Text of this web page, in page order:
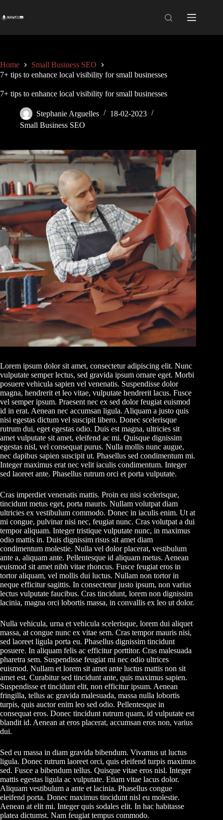
content
Home
Small Business SEO
7+ tips to enhance local visibility for small businesses
7+ tips to enhance local visibility for small businesses
Stephanie Arguelles
18-02-2023
Small Business SEO
Lorem ipsum dolor sit amet, consectetur adipiscing elit. Nunc
vulputate semper lectus, sed gravida ipsum ornare eget. Morbi
posuere vehicula sapien vel venenatis. Suspendisse dolor
magna, hendrerit et leo vitae, vulputate hendrerit lacus. Fusce
vel semper ipsum. Praesent nec ex sed dolor feugiat euismod
id in erat. Aenean nec accumsan ligula. Aliquam a justo quis
nisi egestas dictum vel suscipit libero. Donec scelerisque
rutrum dui, eget egestas odio. Duis est magna, ultricies sit
amet vulputate sit amet, eleifend ac mi. Quisque dignissim
egestas nisl, vel consequat purus. Nulla mollis nunc augue,
nec dapibus sapien suscipit ut. Phasellus sed condimentum mi.
Integer maximus erat nec velit iaculis condimentum. Integer
sed laoreet ante. Phasellus rutrum orci et porta vulputate.
Cras imperdiet venenatis mattis. Proin eu nisi scelerisque,
tincidunt metus eget, porta mauris. Nullam volutpat diam
ultricies ex vestibulum commodo. Donec in iaculis enim. Ut at
mi congue, pulvinar nisi nec, feugiat nunc. Cras volutpat a dui
tempor aliquam. Integer tristique vulputate nunc, in maximus
odio mattis in. Duis dignissim risus sit amet diam
condimentum molestie. Nulla vel dolor placerat, vestibulum
ante a, aliquam ante. Pellentesque id aliquam metus. Aenean
euismod sit amet nibh vitae rhoncus. Fusce feugiat eros in
tortor aliquam, vel mollis dui luctus. Nullam non tortor in
neque efficitur sagittis. In consectetur justo ipsum, non varius
lectus vulputate faucibus. Cras tincidunt, lorem non dignissim
lacinia, magna orci lobortis massa, in convallis ex leo ut dolor.
Nulla vehicula, urna et vehicula scelerisque, lorem dui aliquet
massa, at congue nunc ex vitae sem. Cras tempor mauris nisi,
sed laoreet ligula porta eu. Phasellus dignissim tincidunt
posuere. In aliquam felis ac efficitur porttitor. Cras malesuada
pharetra sem. Suspendisse feugiat mi nec odio ultrices
euismod. Nullam et lorem sit amet ante luctus mattis non sit
amet est. Curabitur sed tincidunt ante, quis maximus sapien.
Suspendisse et tincidunt elit, non efficitur ipsum. Aenean
fringilla, tellus ac gravida malesuada, massa nulla lobortis
turpis, quis auctor enim leo sed odio. Pellentesque in
consequat eros. Donec tincidunt rutrum quam, id vulputate est
blandit id. Aenean at eros placerat, accumsan eros non, varius
dui.
Sed eu massa in diam gravida bibendum. Vivamus ut luctus
ligula. Donec rutrum laoreet orci, quis eleifend turpis maximus
sed. Fusce a bibendum tellus. Quisque vitae eros nisl. Integer
mattis egestas ligula ac vulputate. Etiam vitae lacus dolor.
Aliquam vestibulum a ante et lacinia. Phasellus congue
eleifend porta. Donec maximus tincidunt nisl eu molestie.
Aenean at elit mi. Integer quis sodales elit. In hac habitasse
platea dictumst. Nam feugiat tempus commodo.